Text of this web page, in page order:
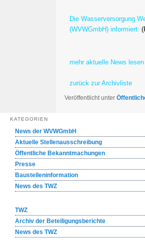
Die Wasserversorgung
(WVWGmbH) informiert:
mehr aktuelle News lesen
zurück zur Archivliste
Veröffentlicht unter
KATEGORIEN
News der WVWGmbH
Aktuelle Stellenausschreibung
Öffentliche Bekanntmachungen
Presse
Baustelleninformation
News des TWZ
TWZ
Archiv der Beteiligungsberichte
News des TWZ